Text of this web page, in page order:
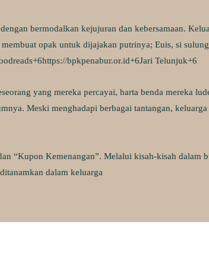
bermodalkan kejujuran dan kebersamaan.
opak untuk dijajakan putrinya; Euis, si
+6https://bpkpenabur.or.id+6Jari Telunjuk+6
yang mereka percayai, harta benda mereka
Meski menghadapi berbagai tantangan,
“Kupon Kemenangan”. Melalui kisah-kisah dalam
dalam keluarga